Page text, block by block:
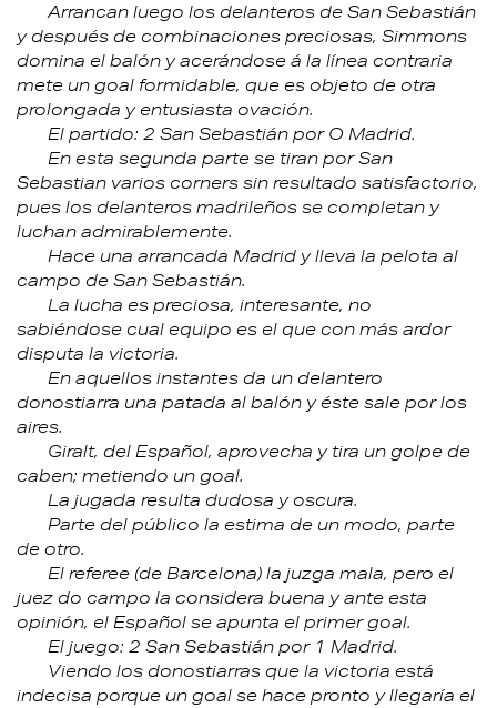
Arrancan luego los delanteros de San Sebastián
y después de combinaciones preciosas, Simmons
domina el balón y acerándose á la línea contraria
mete un goal formidable, que es objeto de otra
prolongada y entusiasta ovación.
El partido: 2 San Sebastián por O Madrid.
En esta segunda parte se tiran por San
Sebastian varios corners sin resultado satisfactorio,
pues los delanteros madrileños se completan y
luchan admirablemente.
Hace una arrancada Madrid y lleva la pelota al
campo de San Sebastián.
La lucha es preciosa, interesante, no
sabiéndose cual equipo es el que con más ardor
disputa la victoria.
En aquellos instantes da un delantero
donostiarra una patada al balón y éste sale por los
aires.
Giralt, del Español, aprovecha y tira un golpe de
caben; metiendo un goal.
La jugada resulta dudosa y oscura.
Parte del público la estima de un modo, parte
de otro.
El referee (de Barcelona) la juzga mala, pero el
juez do campo la considera buena y ante esta
opinión, el Español se apunta el primer goal.
El juego: 2 San Sebastián por 1 Madrid.
Viendo los donostiarras que la victoria está
indecisa porque un goal se hace pronto y llegaría el